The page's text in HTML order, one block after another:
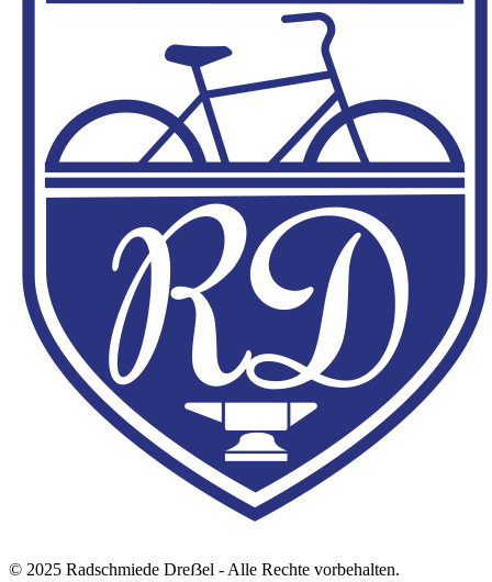
© 2025 Radschmiede Dreẞel - Alle Rechte vorbehalten.